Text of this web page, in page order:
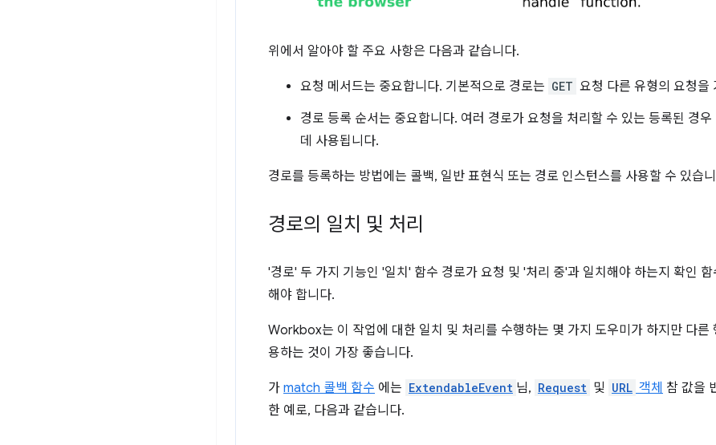
위에서 알아야 할 주요 사항은 다음과 같습니다.
요청 메서드는 중요합니다. 기본적으로 경로는 GET 요청 다른 유형의 요청을
경로 등록 순서는 중요합니다. 여러 경로가 요청을 처리할 수 있는 등록된 경
데 사용됩니다.
경로를 등록하는 방법에는 콜백, 일반 표현식 또는 경로 인스턴스를 사용할 수 있습
경로의 일치 및 처리
'경로' 두 가지 기능인 '일치' 함수 경로가 요청 및 '처리 중'과 일치해야 하는지 확인
해야 합니다.
Workbox는 이 작업에 대한 일치 및 처리를 수행하는 몇 가지 도우미가 하지만 다른
용하는 것이 가장 좋습니다.
가 match 콜백 함수 에는 ExtendableEvent 님, Request 및 URL 객체 참 값을
한 예로, 다음과 같습니다.